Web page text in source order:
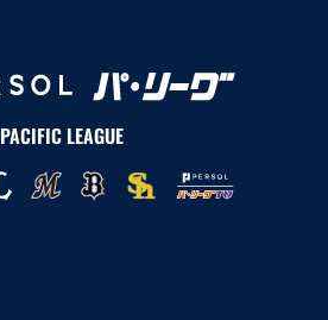
PACIFIC LEAGUE